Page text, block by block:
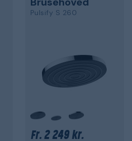
Pulsify S 260
Fr. 2 249 kr.